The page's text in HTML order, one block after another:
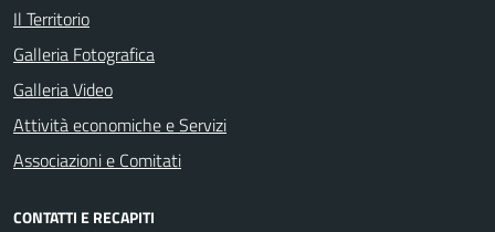
Il Territorio
Galleria Fotografica
Galleria Video
Attività economiche e Servizi
Associazioni e Comitati
CONTATTI E RECAPITI